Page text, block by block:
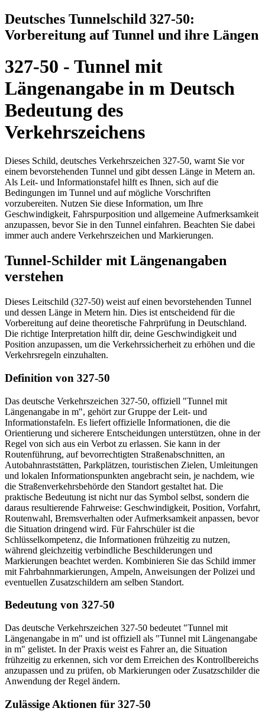
Deutsches Tunnelschild 327-50:
Vorbereitung auf Tunnel und ihre Längen
327-50 - Tunnel mit
Längenangabe in m Deutsch
Bedeutung des
Verkehrszeichens
Dieses Schild, deutsches Verkehrszeichen 327-50, warnt Sie vor
einem bevorstehenden Tunnel und gibt dessen Länge in Metern an.
Als Leit- und Informationstafel hilft es Ihnen, sich auf die
Bedingungen im Tunnel und auf mögliche Vorschriften
vorzubereiten. Nutzen Sie diese Information, um Ihre
Geschwindigkeit, Fahrspurposition und allgemeine Aufmerksamkeit
anzupassen, bevor Sie in den Tunnel einfahren. Beachten Sie dabei
immer auch andere Verkehrszeichen und Markierungen.
Tunnel-Schilder mit Längenangaben
verstehen
Dieses Leitschild (327-50) weist auf einen bevorstehenden Tunnel
und dessen Länge in Metern hin. Dies ist entscheidend für die
Vorbereitung auf deine theoretische Fahrprüfung in Deutschland.
Die richtige Interpretation hilft dir, deine Geschwindigkeit und
Position anzupassen, um die Verkehrssicherheit zu erhöhen und die
Verkehrsregeln einzuhalten.
Definition von 327-50
Das deutsche Verkehrszeichen 327-50, offiziell "Tunnel mit
Längenangabe in m", gehört zur Gruppe der Leit- und
Informationstafeln. Es liefert offizielle Informationen, die die
Orientierung und sicherere Entscheidungen unterstützen, ohne in der
Regel von sich aus ein Verbot zu erlassen. Sie kann in der
Routenführung, auf bevorrechtigten Straßenabschnitten, an
Autobahnraststätten, Parkplätzen, touristischen Zielen, Umleitungen
und lokalen Informationspunkten angebracht sein, je nachdem, wie
die Straßenverkehrsbehörde den Standort gestaltet hat. Die
praktische Bedeutung ist nicht nur das Symbol selbst, sondern die
daraus resultierende Fahrweise: Geschwindigkeit, Position, Vorfahrt,
Routenwahl, Bremsverhalten oder Aufmerksamkeit anpassen, bevor
die Situation dringend wird. Für Fahrschüler ist die
Schlüsselkompetenz, die Informationen frühzeitig zu nutzen,
während gleichzeitig verbindliche Beschilderungen und
Markierungen beachtet werden. Kombinieren Sie das Schild immer
mit Fahrbahnmarkierungen, Ampeln, Anweisungen der Polizei und
eventuellen Zusatzschildern am selben Standort.
Bedeutung von 327-50
Das deutsche Verkehrszeichen 327-50 bedeutet "Tunnel mit
Längenangabe in m" und ist offiziell als "Tunnel mit Längenangabe
in m" gelistet. In der Praxis weist es Fahrer an, die Situation
frühzeitig zu erkennen, sich vor dem Erreichen des Kontrollbereichs
anzupassen und zu prüfen, ob Markierungen oder Zusatzschilder die
Anwendung der Regel ändern.
Zulässige Aktionen für 327-50